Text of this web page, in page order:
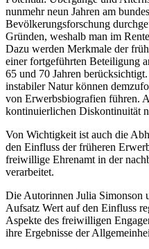
nunmehr neun Jahren am
Bevölkerungsforschung
Gründen, weshalb man im
Dazu werden Merkmale der
einer fortgeführten Beteiligung
65 und 70 Jahren
instabiler Natur können
von Erwerbsbiografien führen.
kontinuierlichen Diskontinuität
Von Wichtigkeit ist auch die
den Einfluss der früheren
freiwillige Ehrenamt in der
verarbeitet.
Die Autorinnen Julia Simonson
Aufsatz Wert auf den Einfluss
Aspekte des freiwilligen
ihre Ergebnisse der